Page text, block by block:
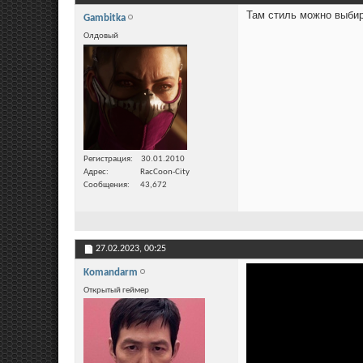
Gambitka
Олдовый
Регистрация
30.01.2010
Адрес
RacCoon-City
Сообщения
43,672
Там стиль можно
27.02.2023, 00:25
Komandarm
Открытый геймер